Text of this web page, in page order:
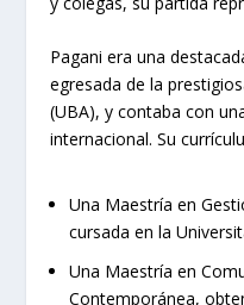
Pagani era una
egresada de la
(UBA), y contaba con
internacional. Su
Una Maestría en
cursada en la
Una Maestría en
Contemporánea,